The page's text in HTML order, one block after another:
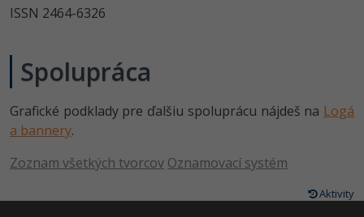
ISSN 2464-6326
Spolupráca
Grafické podklady pre ďalšiu spoluprácu nájdeš na Logá
a bannery.
Zoznam všetkých tvorcov Oznamovací systém
Aktivity